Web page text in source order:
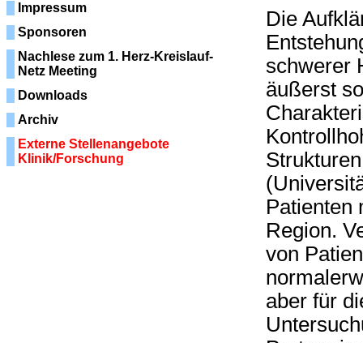
Impressum
Sponsoren
Nachlese zum 1. Herz-Kreislauf-
Netz Meeting
Downloads
Archiv
Externe Stellenangebote
Klinik/Forschung
Die
schwerer
äußerst
Patienten
Region.
von
aber für